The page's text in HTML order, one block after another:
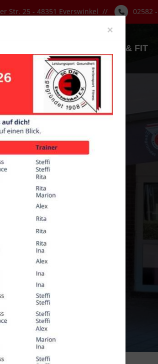
Str. 25 - 48351 Everswinkel // 02582
GESUND & FIT
kleinen.
×